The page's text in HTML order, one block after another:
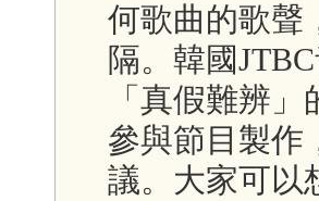
何歌曲的歌聲
隔。韓國
「真假難辨
參與節目製作
議。大家可以